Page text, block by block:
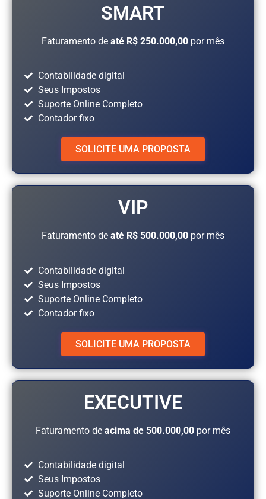
SMART
Faturamento de até R$ 250.000,00 por mês
Contabilidade digital
Seus Impostos
Suporte Online Completo
Contador fixo
SOLICITE UMA PROPOSTA
VIP
Faturamento de até R$ 500.000,00 por mês
Contabilidade digital
Seus Impostos
Suporte Online Completo
Contador fixo
SOLICITE UMA PROPOSTA
EXECUTIVE
Faturamento de acima de 500.000,00 por mês
Contabilidade digital
Seus Impostos
Suporte Online Completo